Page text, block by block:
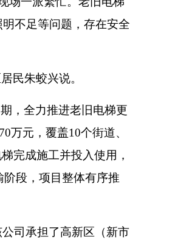
不足等问题，存在安全
民朱蛟兴说。
，全力推进老旧电梯更
万元，覆盖10个街道、
完成施工并投入使用，
段，项目整体有序推
司承担了高新区（新市